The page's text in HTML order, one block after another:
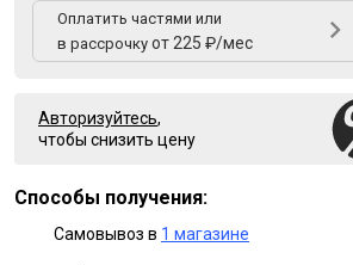
Оплатить частями или
в рассрочку от 225 ₽/мес
Авторизуйтесь,
чтобы снизить цену
Способы получения:
Самовывоз в 1 магазине